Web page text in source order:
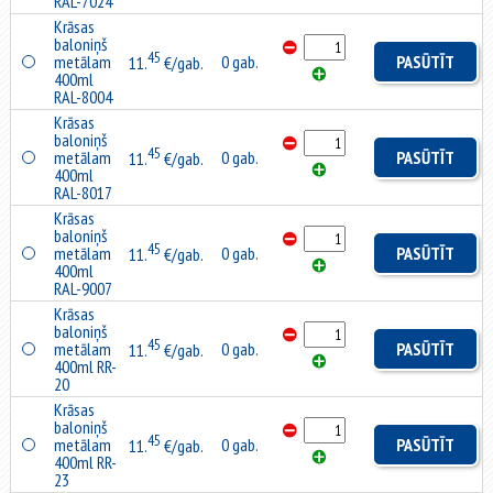
Krāsas
baloniņš
metālam
400ml
RAL-8004
11.45 €/gab. 0 gab. PASŪTĪT
Krāsas
baloniņš
metālam
400ml
RAL-8017
11.45 €/gab. 0 gab. PASŪTĪT
Krāsas
baloniņš
metālam
400ml
RAL-9007
11.45 €/gab. 0 gab. PASŪTĪT
Krāsas
baloniņš
metālam
400ml RR-
20
11.45 €/gab. 0 gab. PASŪTĪT
Krāsas
baloniņš
metālam
400ml RR-
23
11.45 €/gab. 0 gab. PASŪTĪT